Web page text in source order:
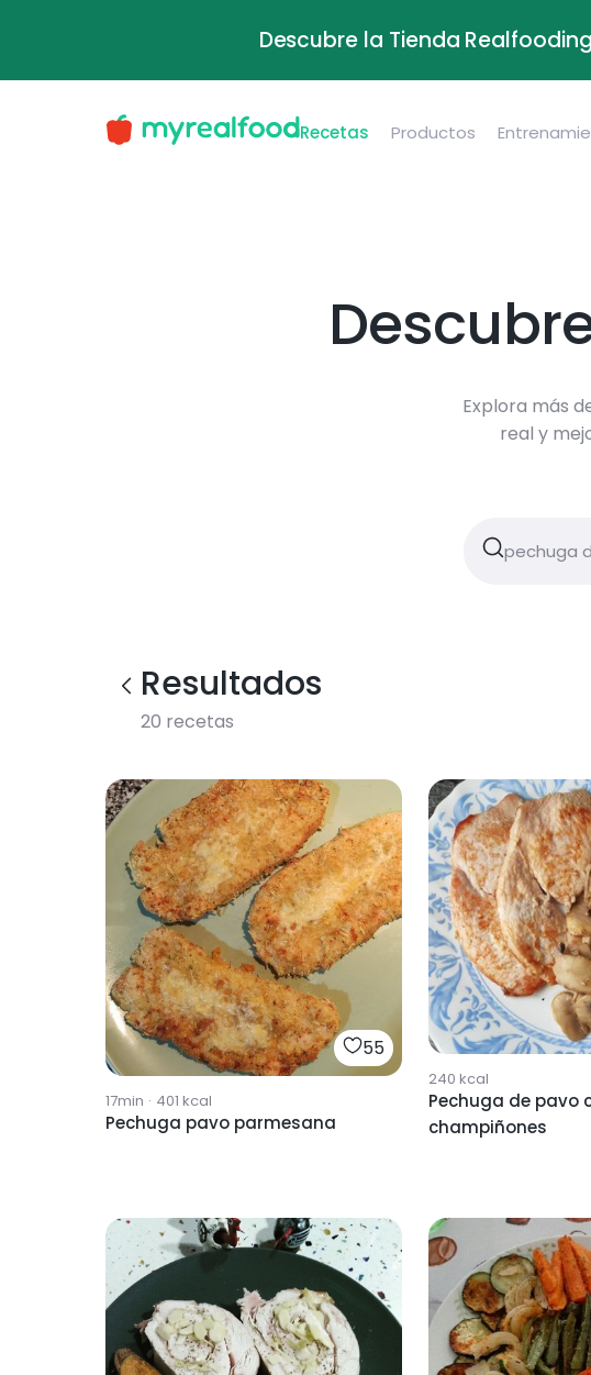
Descubre la Tienda
Recetas Productos
Explora más
real y
Resultados
20 recetas
55
17min · 401 kcal
Pechuga pavo parmesana
240 kcal
Pechuga de pavo
champiñones